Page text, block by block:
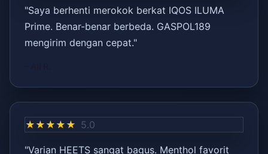
"Saya berhenti merokok berkat IQOS ILUMA
Prime. Benar-benar berbeda. GASPOL189
mengirim dengan cepat."
★★★★★ 5.0
"Varian HEETS sangat bagus. Menthol favorit